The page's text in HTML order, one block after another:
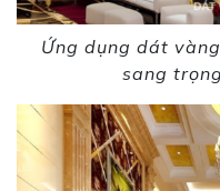
Ứng dụng dát
sang